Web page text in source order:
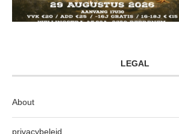
LEGAL
About
privacybeleid